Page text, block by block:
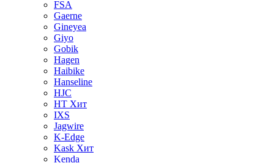
FSA
Gaerne
Gineyea
Giyo
Gobik
Hagen
Haibike
Hanseline
HJC
HT Хит
IXS
Jagwire
K-Edge
Kask Хит
Kenda